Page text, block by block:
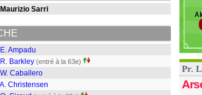
Maurizio Sarri
E. Ampadu
R. Barkley (entré à la 63e)
W. Caballero
A. Christensen
Pr.